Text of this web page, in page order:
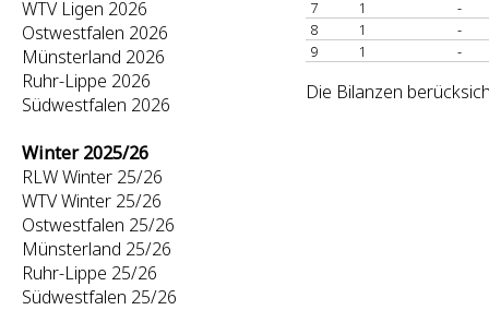
WTV Ligen 2026
Ostwestfalen 2026
Münsterland 2026
Ruhr-Lippe 2026
Südwestfalen 2026
Winter 2025/26
RLW Winter 25/26
WTV Winter 25/26
Ostwestfalen 25/26
Münsterland 25/26
Ruhr-Lippe 25/26
Südwestfalen 25/26
7
1
-
8
1
-
9
1 -
Die Bilanzen